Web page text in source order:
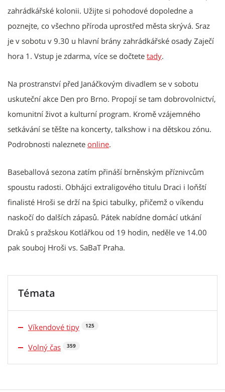
zahrádkářské kolonii. Užijte si pohodové dopoledne a
poznejte, co všechno příroda uprostřed města skrývá. Sraz
je v sobotu v 9.30 u hlavní brány zahrádkářské osady Zaječí
hora 1. Vstup je zdarma, více se dočtete tady.
Na prostranství před Janáčkovým divadlem se v sobotu
uskuteční akce Den pro Brno. Propojí se tam dobrovolnictví,
komunitní život a kulturní program. Kromě vzájemného
setkávání se těšte na koncerty, talkshow i na dětskou zónu.
Podrobnosti naleznete online.
Baseballová sezona zatím přináší brněnským příznivcům
spoustu radosti. Obhájci extraligového titulu Draci i loňští
finalisté Hroši se drží na špici tabulky, přičemž o víkendu
naskočí do dalších zápasů. Pátek nabídne domácí utkání
Draků s pražskou Kotlářkou od 19 hodin, neděle ve 14.00
pak souboj Hroši vs. SaBaT Praha.
Témata
Víkendové tipy 125
Volný čas 359